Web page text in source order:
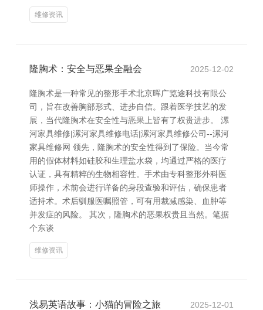
维修资讯
隆胸术：安全与恶果全融会 2025-12-02
隆胸术是一种常见的整形手术北京晖广览途科技有限公
司，旨在改善胸部形式、进步自信。跟着医学技艺的发
展，当代隆胸术在安全性与恶果上皆有了权贵进步。 漯
河家具维修|漯河家具维修电话|漯河家具维修公司--漯河
家具维修网 领先，隆胸术的安全性得到了保险。当今常
用的假体材料如硅胶和生理盐水袋，均通过严格的医疗
认证，具有精粹的生物相容性。手术由专科整形外科医
师操作，术前会进行详备的身段查验和评估，确保患者
适持术。术后驯服医嘱照管，可有用裁减感染、血肿等
并发症的风险。 其次，隆胸术的恶果权贵且当然。笔据
个东谈
维修资讯
浅易英语故事：小猫的冒险之旅 2025-12-01